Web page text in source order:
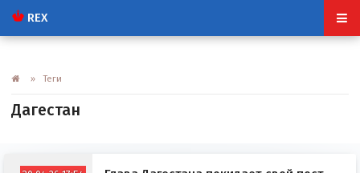
REX
» Теги
Дагестан